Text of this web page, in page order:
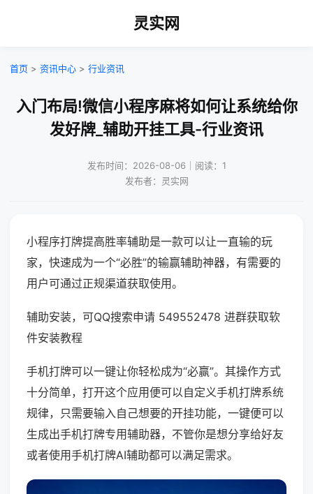
灵实网
首页 > 资讯中心 > 行业资讯
入门布局!微信小程序麻将如何让系统给你
发好牌_辅助开挂工具-行业资讯
发布时间：2026-08-06｜阅读：1
发布者：灵实网
小程序打牌提高胜率辅助是一款可以让一直输的玩
家，快速成为一个“必胜”的输赢辅助神器，有需要的
用户可通过正规渠道获取使用。
辅助安装，可QQ搜索申请 549552478 进群获取软
件安装教程
手机打牌可以一键让你轻松成为“必赢”。其操作方式
十分简单，打开这个应用便可以自定义手机打牌系统
规律，只需要输入自己想要的开挂功能，一键便可以
生成出手机打牌专用辅助器，不管你是想分享给好友
或者使用手机打牌AI辅助都可以满足需求。